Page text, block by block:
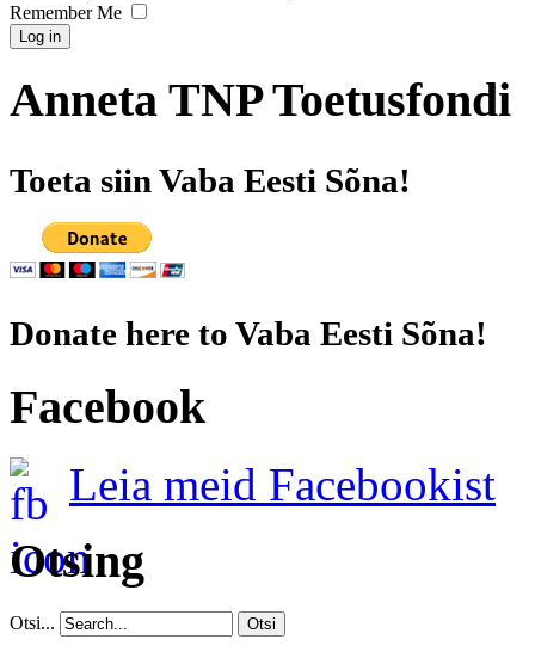
Remember Me
Log in
Anneta TNP Toetusfondi
Toeta siin Vaba Eesti Sõna!
Donate here to Vaba Eesti Sõna!
Facebook
Leia meid Facebookist
Otsing
Otsi... Otsi